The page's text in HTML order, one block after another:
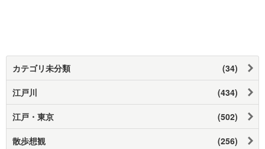
カテゴリ未分類 (34)
江戸川 (434)
江戸・東京 (502)
散歩想観 (256)